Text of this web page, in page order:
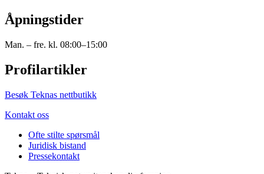
Åpningstider
Man. – fre. kl. 08:00–15:00
Profilartikler
Besøk Teknas nettbutikk
Kontakt oss
Ofte stilte spørsmål
Juridisk bistand
Pressekontakt